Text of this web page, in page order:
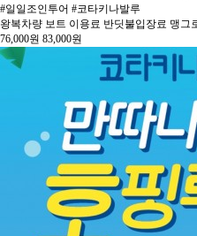
#일일조인투어 #코타키나발루
왕복차량 보트 이용료 반딧불입장료 맹
76,000원 83,000원